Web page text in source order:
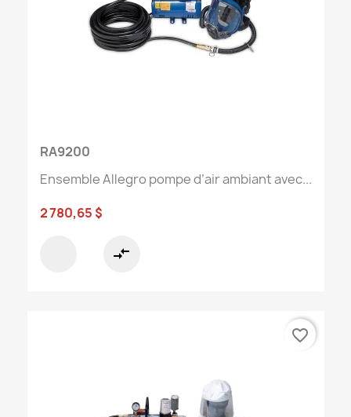
RA9200
Ensemble Allegro pompe d’air ambiant avec...
2 780,65 $
compare_arrows
favorite_border